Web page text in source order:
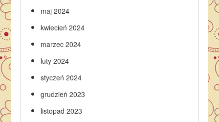
maj 2024
kwiecień 2024
marzec 2024
luty 2024
styczeń 2024
grudzień 2023
listopad 2023